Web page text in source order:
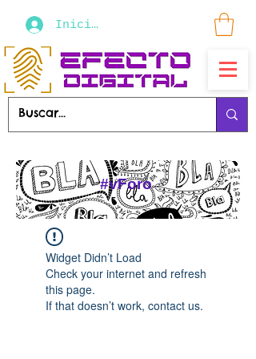
Iniciar sesión
#vForo
Widget Didn’t Load
Check your internet and refresh
this page.
If that doesn’t work, contact us.